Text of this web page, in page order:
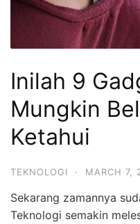
Inilah 9
Mungkin
Ketahui
TEKNOLOGI · MARCH 7,
Sekarang zamannya
Teknologi semakin